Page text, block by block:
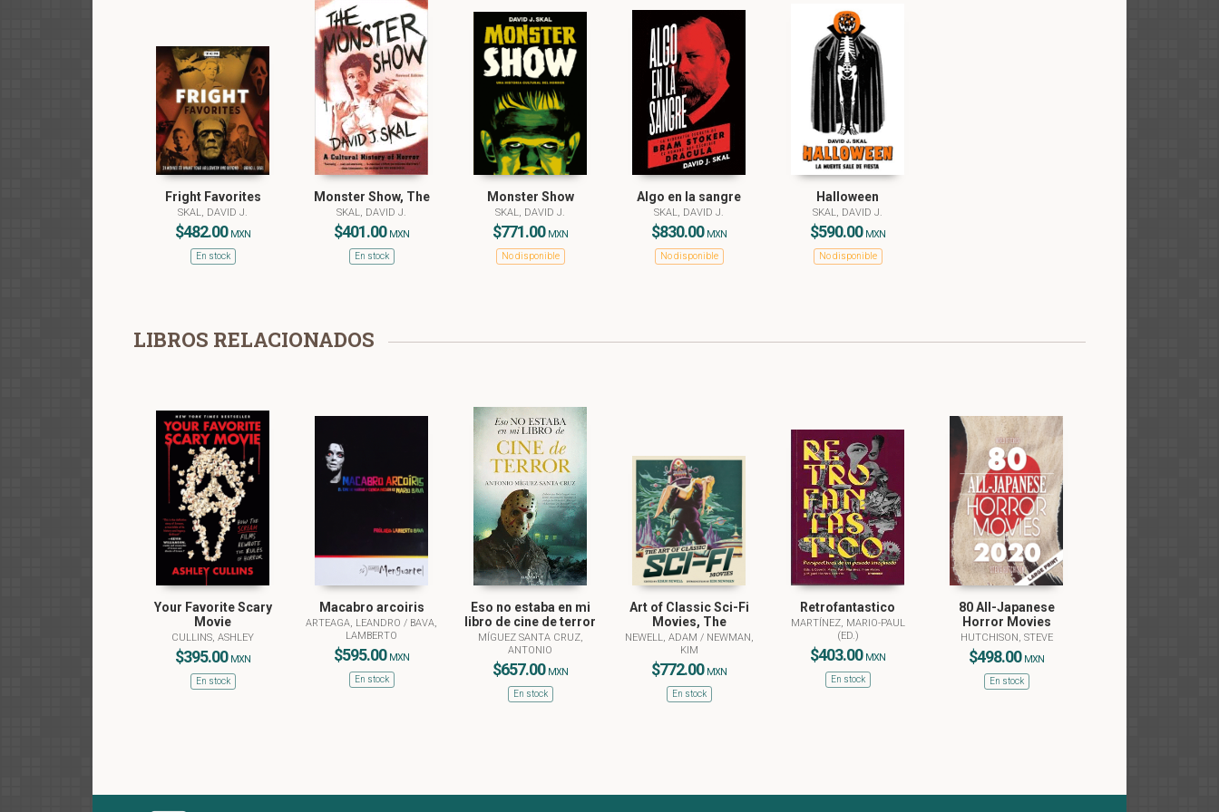
Fright Favorites
SKAL, DAVID J.
$482.00 MXN
En stock
Monster Show, The
SKAL, DAVID J.
$401.00 MXN
En stock
Monster Show
SKAL, DAVID J.
$771.00 MXN
No disponible
Algo en la sangre
SKAL, DAVID J.
$830.00 MXN
No disponible
Halloween
SKAL, DAVID J.
$590.00 MXN
No disponible
LIBROS RELACIONADOS
Your Favorite Scary
Movie
CULLINS, ASHLEY
$395.00 MXN
En stock
Macabro arcoiris
ARTEAGA, LEANDRO / BAVA,
LAMBERTO
$595.00 MXN
En stock
Eso no estaba en mi
libro de cine de terror
MÍGUEZ SANTA CRUZ,
ANTONIO
$657.00 MXN
En stock
Art of Classic Sci-Fi
Movies, The
NEWELL, ADAM / NEWMAN,
KIM
$772.00 MXN
En stock
Retrofantastico
MARTÍNEZ, MARIO-PAUL
(ED.)
$403.00 MXN
En stock
80 All-Japanese
Horror Movies
HUTCHISON, STEVE
$498.00 MXN
En stock